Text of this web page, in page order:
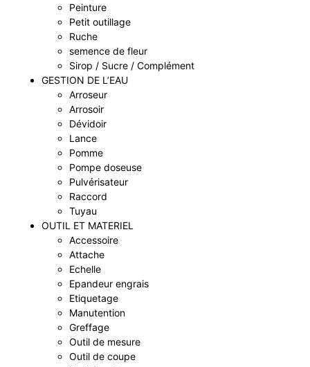
Peinture
Petit outillage
Ruche
semence de fleur
Sirop / Sucre / Complément
GESTION DE L’EAU
Arroseur
Arrosoir
Dévidoir
Lance
Pomme
Pompe doseuse
Pulvérisateur
Raccord
Tuyau
OUTIL ET MATERIEL
Accessoire
Attache
Echelle
Epandeur engrais
Etiquetage
Manutention
Greffage
Outil de mesure
Outil de coupe